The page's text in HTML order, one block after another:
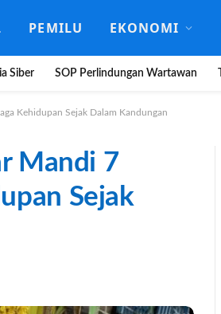
PEMILU EKONOMI
Siber SOP Perlindungan Wartawan
Kehidupan Sejak Dalam Kandungan
Mandi 7
Sejak